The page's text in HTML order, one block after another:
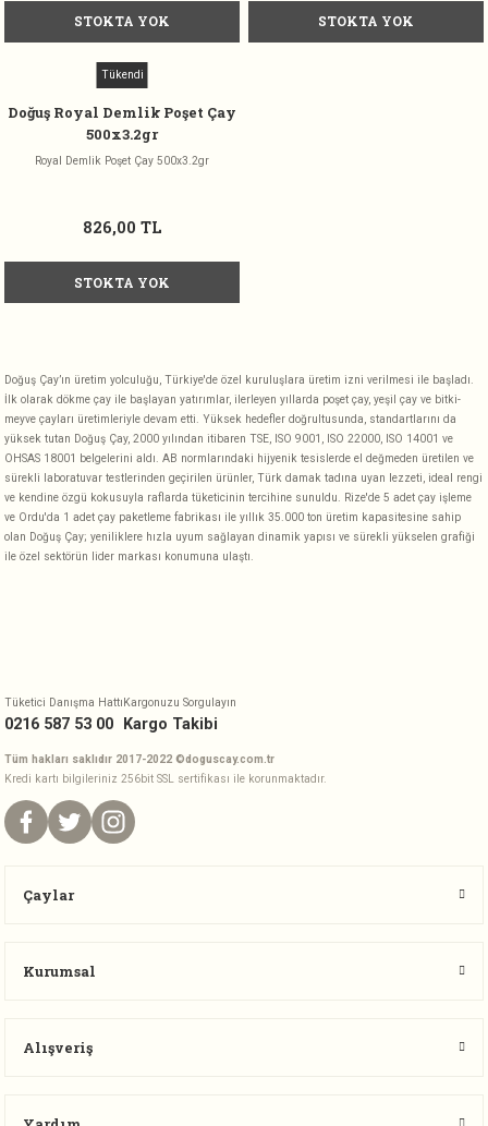
STOKTA YOK STOKTA YOK
Tükendi
Doğuş Royal Demlik Poşet Çay
500x3.2gr
Royal Demlik Poşet Çay 500x3.2gr
826,00 TL
STOKTA YOK
Doğuş Çay’ın üretim yolculuğu, Türkiye'de özel kuruluşlara üretim izni verilmesi ile başladı.
İlk olarak dökme çay ile başlayan yatırımlar, ilerleyen yıllarda poşet çay, yeşil çay ve bitki-
meyve çayları üretimleriyle devam etti. Yüksek hedefler doğrultusunda, standartlarını da
yüksek tutan Doğuş Çay, 2000 yılından itibaren TSE, ISO 9001, ISO 22000, ISO 14001 ve
OHSAS 18001 belgelerini aldı. AB normlarındaki hijyenik tesislerde el değmeden üretilen ve
sürekli laboratuvar testlerinden geçirilen ürünler, Türk damak tadına uyan lezzeti, ideal rengi
ve kendine özgü kokusuyla raflarda tüketicinin tercihine sunuldu. Rize'de 5 adet çay işleme
ve Ordu'da 1 adet çay paketleme fabrikası ile yıllık 35.000 ton üretim kapasitesine sahip
olan Doğuş Çay; yeniliklere hızla uyum sağlayan dinamik yapısı ve sürekli yükselen grafiği
ile özel sektörün lider markası konumuna ulaştı.
Tüketici Danışma Hattı
0216 587 53 00
Kargonuzu Sorgulayın
Kargo Takibi
Tüm hakları saklıdır 2017-2022 ©doguscay.com.tr
Kredi kartı bilgileriniz 256bit SSL sertifikası ile korunmaktadır.
Çaylar
Kurumsal
Alışveriş